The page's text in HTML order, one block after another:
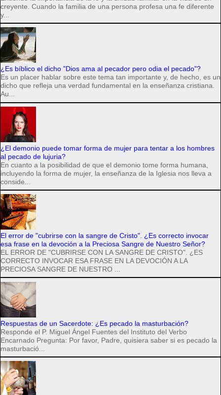
creyente. Cuando la familia de una persona profesa una fe diferente
y...
¿Es bíblico el dicho "Dios ama al pecador pero odia el pecado"?
Es un placer hablar sobre este tema tan importante y, de hecho, es un
dicho que refleja una verdad fundamental en la enseñanza cristiana.
Au...
¿El demonio puede tomar forma de mujer para tentar a los hombres
al pecado de lujuria?
En cuanto a la posibilidad de que el demonio tome forma humana,
incluyendo la forma de mujer, la enseñanza de la Iglesia nos lleva a
conside...
El error de "cubrirse con la sangre de Cristo". ¿Es correcto invocar
esa frase en la devoción a la Preciosa Sangre de Nuestro Señor?
EL ERROR DE "CUBRIRSE CON LA SANGRE DE CRISTO". ¿ES
CORRECTO INVOCAR ESA FRASE EN LA DEVOCIÓN A LA
PRECIOSA SANGRE DE NUESTRO ...
Respuestas de un Sacerdote: ¿Es pecado la masturbación?
Responde el P. Miguel Ángel Fuentes del Instituto del Verbo
Encarnado Pregunta: Por favor, Padre, quisiera saber si es pecado la
masturbació...